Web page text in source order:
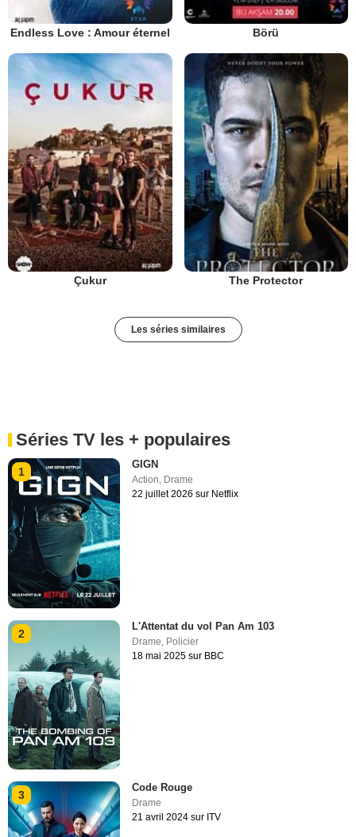
Endless Love : Amour éternel Börü
Çukur The Protector
Les séries similaires
Séries TV les + populaires
1
GIGN
Action, Drame
22 juillet 2026 sur Netflix
2
L'Attentat du vol Pan Am 103
Drame Policier
18 mai 2025 sur BBC
3
Code Rouge
Drame
21 avril 2024 sur ITV